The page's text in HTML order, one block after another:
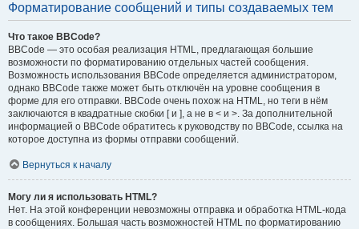
Форматирование сообщений и типы создаваемых тем
Что такое BBCode?
BBCode — это особая реализация HTML, предлагающая большие
возможности по форматированию отдельных частей сообщения.
Возможность использования BBCode определяется администратором,
однако BBCode также может быть отключён на уровне сообщения в
форме для его отправки. BBCode очень похож на HTML, но теги в нём
заключаются в квадратные скобки [ и ], а не в < и >. За дополнительной
информацией о BBCode обратитесь к руководству по BBCode, ссылка на
которое доступна из формы отправки сообщений.
Вернуться к началу
Могу ли я использовать HTML?
Нет. На этой конференции невозможны отправка и обработка HTML-кода
в сообщениях. Большая часть возможностей HTML по форматированию